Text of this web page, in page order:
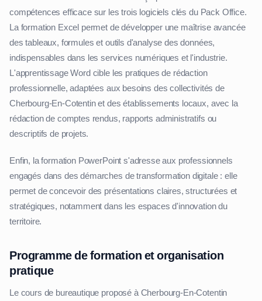
compétences efficace sur les trois logiciels clés du Pack Office.
La formation Excel permet de développer une maîtrise avancée
des tableaux, formules et outils d'analyse des données,
indispensables dans les services numériques et l'industrie.
L'apprentissage Word cible les pratiques de rédaction
professionnelle, adaptées aux besoins des collectivités de
Cherbourg-En-Cotentin et des établissements locaux, avec la
rédaction de comptes rendus, rapports administratifs ou
descriptifs de projets.
Enfin, la formation PowerPoint s'adresse aux professionnels
engagés dans des démarches de transformation digitale : elle
permet de concevoir des présentations claires, structurées et
stratégiques, notamment dans les espaces d'innovation du
territoire.
Programme de formation et organisation
pratique
Le cours de bureautique proposé à Cherbourg-En-Cotentin